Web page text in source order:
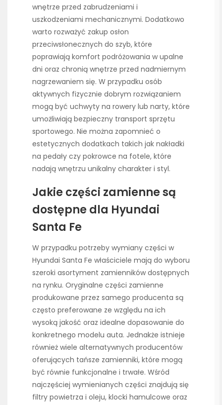
wnętrze przed zabrudzeniami i
uszkodzeniami mechanicznymi. Dodatkowo
warto rozważyć zakup osłon
przeciwsłonecznych do szyb, które
poprawiają komfort podróżowania w upalne
dni oraz chronią wnętrze przed nadmiernym
nagrzewaniem się. W przypadku osób
aktywnych fizycznie dobrym rozwiązaniem
mogą być uchwyty na rowery lub narty, które
umożliwiają bezpieczny transport sprzętu
sportowego. Nie można zapomnieć o
estetycznych dodatkach takich jak nakładki
na pedały czy pokrowce na fotele, które
nadają wnętrzu unikalny charakter i styl.
Jakie części zamienne są
dostępne dla Hyundai
Santa Fe
W przypadku potrzeby wymiany części w
Hyundai Santa Fe właściciele mają do wyboru
szeroki asortyment zamienników dostępnych
na rynku. Oryginalne części zamienne
produkowane przez samego producenta są
często preferowane ze względu na ich
wysoką jakość oraz idealne dopasowanie do
konkretnego modelu auta. Jednakże istnieje
również wiele alternatywnych producentów
oferujących tańsze zamienniki, które mogą
być równie funkcjonalne i trwałe. Wśród
najczęściej wymienianych części znajdują się
filtry powietrza i oleju, klocki hamulcowe oraz